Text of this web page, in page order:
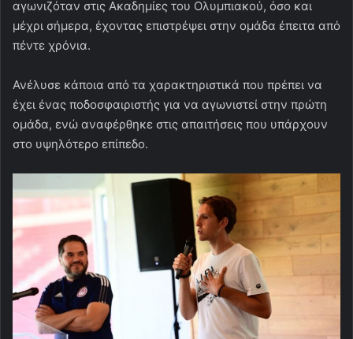
αγωνιζόταν στις Ακαδημίες του Ολυμπιακού, όσο και
μέχρι σήμερα, έχοντας επιστρέψει στην ομάδα έπειτα από
πέντε χρόνια.
Ανέλυσε κάποια από τα χαρακτηριστικά που πρέπει να
έχει ένας ποδοσφαιριστής για να αγωνιστεί στην πρώτη
ομάδα, ενώ αναφέρθηκε στις απαιτήσεις που υπάρχουν
στο υψηλότερο επίπεδο.